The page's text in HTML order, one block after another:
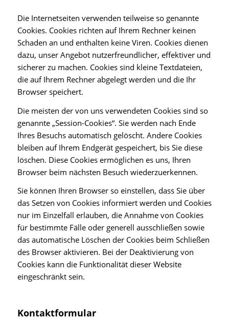
Die Internetseiten verwenden teilweise so genannte
Cookies. Cookies richten auf Ihrem Rechner keinen
Schaden an und enthalten keine Viren. Cookies dienen
dazu, unser Angebot nutzerfreundlicher, effektiver und
sicherer zu machen. Cookies sind kleine Textdateien,
die auf Ihrem Rechner abgelegt werden und die Ihr
Browser speichert.
Die meisten der von uns verwendeten Cookies sind so
genannte „Session-Cookies“. Sie werden nach Ende
Ihres Besuchs automatisch gelöscht. Andere Cookies
bleiben auf Ihrem Endgerät gespeichert, bis Sie diese
löschen. Diese Cookies ermöglichen es uns, Ihren
Browser beim nächsten Besuch wiederzuerkennen.
Sie können Ihren Browser so einstellen, dass Sie über
das Setzen von Cookies informiert werden und Cookies
nur im Einzelfall erlauben, die Annahme von Cookies
für bestimmte Fälle oder generell ausschließen sowie
das automatische Löschen der Cookies beim Schließen
des Browser aktivieren. Bei der Deaktivierung von
Cookies kann die Funktionalität dieser Website
eingeschränkt sein.
Kontaktformular